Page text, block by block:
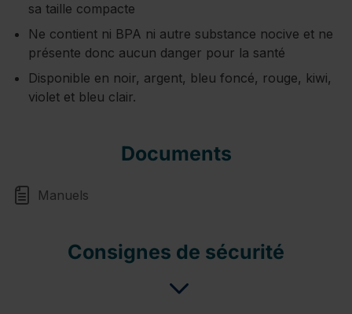
sa taille compacte
Ne contient ni BPA ni autre substance nocive et ne
présente donc aucun danger pour la santé
Disponible en noir, argent, bleu foncé, rouge, kiwi,
violet et bleu clair.
Documents
Manuels
Consignes de sécurité